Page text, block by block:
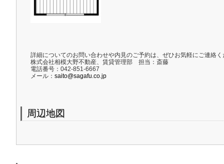
詳細についてのお問い合わせや内見のご予約は、ぜひお気軽にご連絡く
株式会社相模大野不動産、賃貸管理部 担当：斎藤
電話番号：042-851-6667
メール： saito@sagafu.co.jp
周辺地図